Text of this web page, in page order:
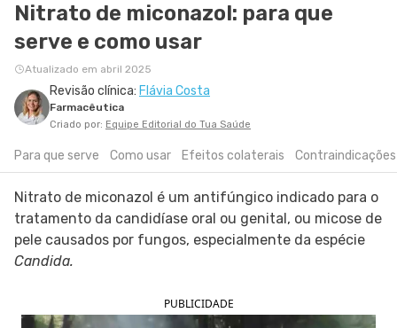
NUTRIÇÃO
GRAVIDEZ
SIGA O TUA SAÚDE NAS REDES SOCIAIS
Nitrato de miconazol: para que
serve e como usar
Atualizado em abril 2025
Revisão clínica: Flávia Costa
Farmacêutica
Criado por: Equipe Editorial do Tua Saúde
Para que serve Como usar Efeitos colaterais Contraindicações
Nitrato de miconazol é um antifúngico indicado para o
tratamento da candidíase oral ou genital, ou micose de
pele causados por fungos, especialmente da espécie
Candida.
PUBLICIDADE